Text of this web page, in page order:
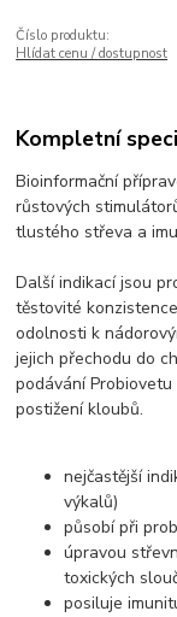
Číslo produktu:
Hlídat cenu / dostupnost
Kompletní
Bioinformační
růstových
tlustého střeva a
Další indikací jsou
těstovité
odolnosti k
jejich přechodu do
podávání
postižení kloubů.
nejčastější
výkalů)
působí při
úpravou
toxických
posiluje